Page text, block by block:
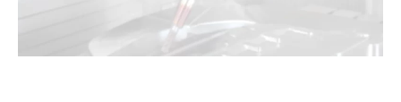
や
ば